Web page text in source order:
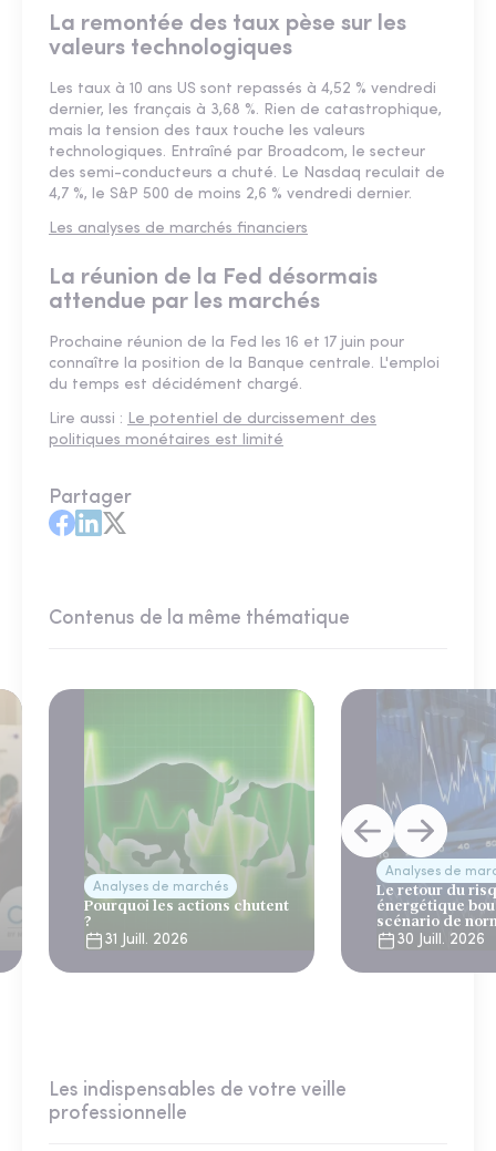
La remontée des taux pèse sur les
valeurs technologiques
Les taux à 10 ans US sont repassés à 4,52 % vendredi
dernier, les français à 3,68 %. Rien de catastrophique,
mais la tension des taux touche les valeurs
technologiques. Entraîné par Broadcom, le secteur
des semi-conducteurs a chuté. Le Nasdaq reculait de
4,7 %, le S&P 500 de moins 2,6 % vendredi dernier.
Les analyses de marchés financiers
La réunion de la Fed désormais
attendue par les marchés
Prochaine réunion de la Fed les 16 et 17 juin pour
connaître la position de la Banque centrale. L'emploi
du temps est décidément chargé.
Lire aussi : Le potentiel de durcissement des
politiques monétaires ​​​​​​​est limité
Partager
Contenus de la même thématique
Analyses de marchés
Pourquoi les actions chutent
?
31 Juill. 2026
Analyses de
Le retour du
énergétique
scénario de
30 Juill. 2026
Les indispensables de votre veille
professionnelle